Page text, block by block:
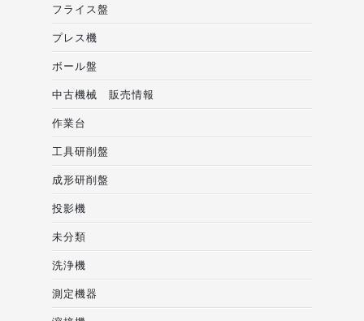
フライス盤
プレス機
ボール盤
中古機械 販売情報
作業台
工具研削盤
成形研削盤
投影機
未分類
洗浄機
測定機器